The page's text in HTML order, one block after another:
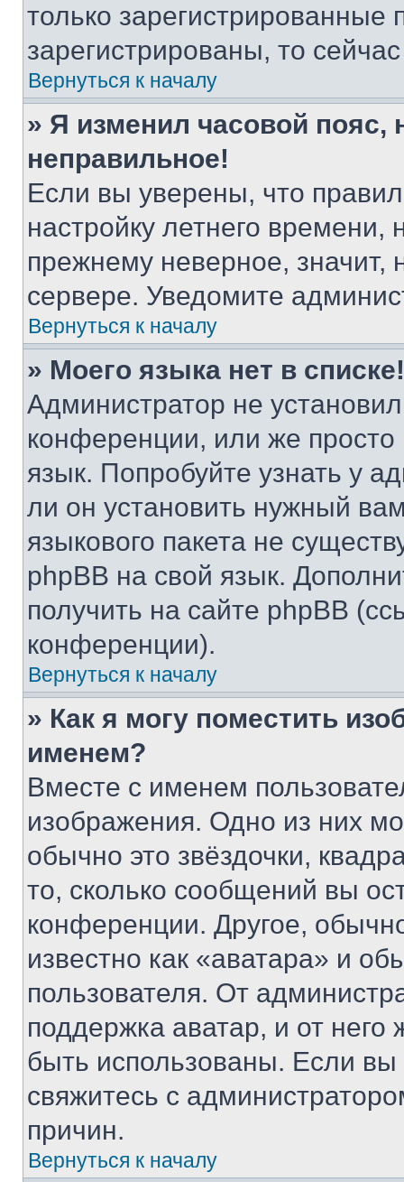
только
зарегистрированы, то
Вернуться к началу
» Я изменил часовой пояс,
неправильное!
Если вы уверены, что
настройку летнего
прежнему неверное, значит,
сервере. Уведомите
Вернуться к началу
» Моего языка нет в списке!
Администратор не
конференции, или же
язык. Попробуйте узнать у
ли он установить нужный
языкового пакета не
phpBB на свой язык.
получить на сайте phpBB
конференции).
Вернуться к началу
» Как я могу поместить
именем?
Вместе с именем
изображения. Одно из них
обычно это звёздочки,
то, сколько сообщений вы
конференции. Другое,
известно как «аватара» и
пользователя. От
поддержка аватар, и от него
быть использованы. Если
свяжитесь с
причин.
Вернуться к началу